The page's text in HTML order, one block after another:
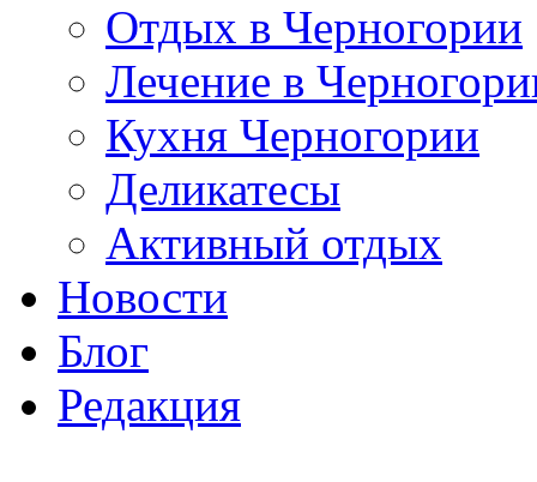
Отдых в Черногории
Лечение в
Кухня Черногории
Деликатесы
Активный отдых
Новости
Блог
Редакция